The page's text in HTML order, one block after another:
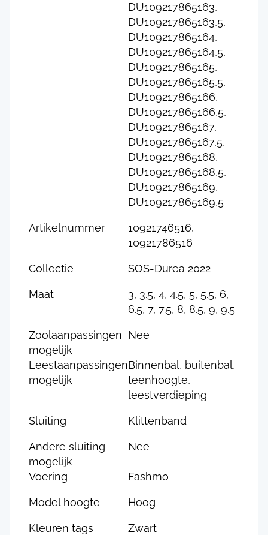
DU109217865163,
DU109217865163,5,
DU109217865164,
DU109217865164,5,
DU109217865165,
DU109217865165,5,
DU109217865166,
DU109217865166,5,
DU109217865167,
DU109217865167,5,
DU109217865168,
DU109217865168,5,
DU109217865169,
DU109217865169,5
Artikelnummer
10921746516,
10921786516
Collectie SOS-Durea 2022
Maat
3, 3.5, 4, 4.5, 5, 5.5, 6,
6.5, 7, 7.5, 8, 8.5, 9, 9.5
Zoolaanpassingen
mogelijk
Nee
Leestaanpassingen
mogelijk
Binnenbal, buitenbal,
teenhoogte,
leestverdieping
Sluiting Klittenband
Andere sluiting
mogelijk
Nee
Voering Fashmo
Model hoogte Hoog
Kleuren tags Zwart